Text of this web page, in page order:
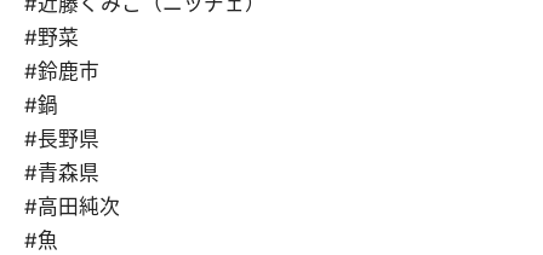
#野菜
#鈴鹿市
#鍋
#長野県
#青森県
#高田純次
#魚